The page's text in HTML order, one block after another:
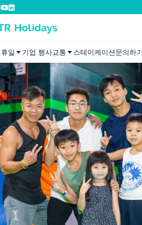
휴일 기업 행사교통 스테이케이션문의하